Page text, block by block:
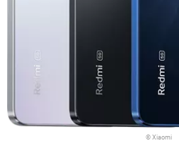
© Xiaomi